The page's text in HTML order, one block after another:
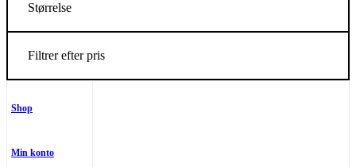
Størrelse
Filtrer efter pris
Shop
Min konto